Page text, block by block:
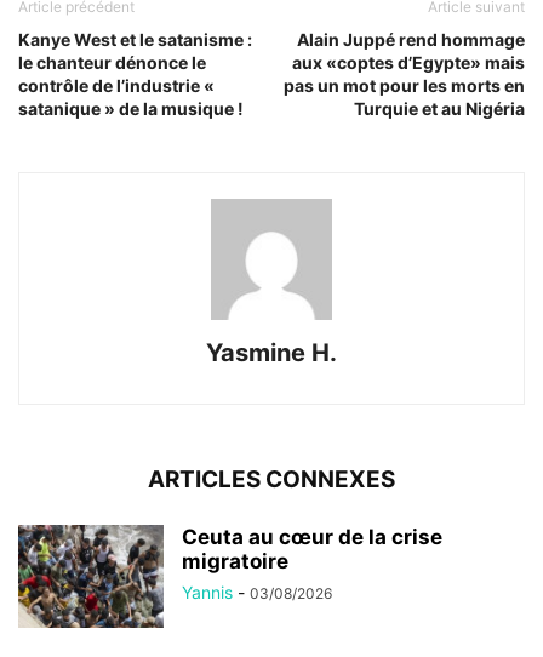
Article précédent
Kanye West et le satanisme :
le chanteur dénonce le
contrôle de l’industrie «
satanique » de la musique !
Article suivant
Alain Juppé rend hommage
aux «coptes d’Egypte» mais
pas un mot pour les morts en
Turquie et au Nigéria
Yasmine H.
ARTICLES CONNEXES
Ceuta au cœur de la crise
migratoire
Yannis - 03/08/2026